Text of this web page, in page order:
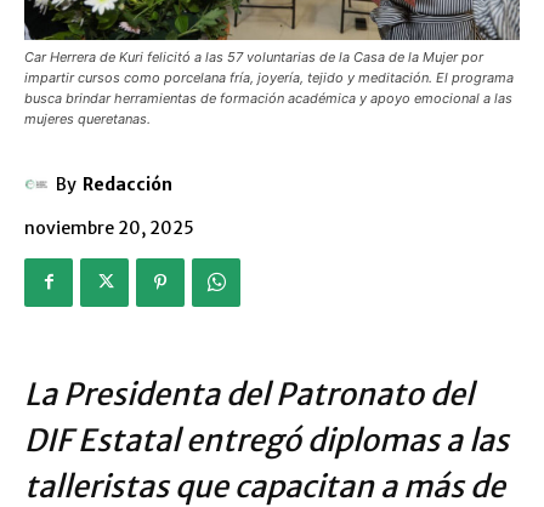
Car Herrera de Kuri felicitó a las 57 voluntarias de la Casa de la Mujer por
impartir cursos como porcelana fría, joyería, tejido y meditación. El programa
busca brindar herramientas de formación académica y apoyo emocional a las
mujeres queretanas.
By Redacción
noviembre 20, 2025
La Presidenta del Patronato del
DIF Estatal entregó diplomas a las
talleristas que capacitan a más de